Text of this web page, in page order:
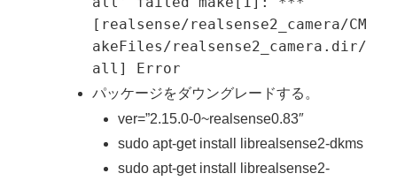
[realsense/realsense2_camera/CM
akeFiles/realsense2_camera.dir/
all] Error
パッケージをダウングレードする。
ver=”2.15.0-0~realsense0.83″
sudo apt-get install librealsense2-dkms
sudo apt-get install librealsense2-